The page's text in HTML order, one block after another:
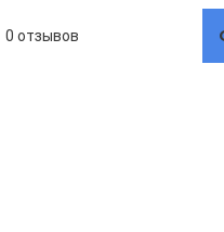
0 отзывов